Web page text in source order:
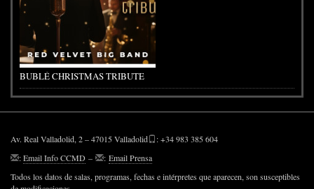
BUBLÉ CHRISTMAS TRIBUTE
Av. Real Valladolid, 2 – 47015 Valladolid
: +34 983 385 604
:Email Info CCMD – : Email Prensa
Todos los datos de salas, programas, fechas e intérpretes que aparecen, son susceptibles